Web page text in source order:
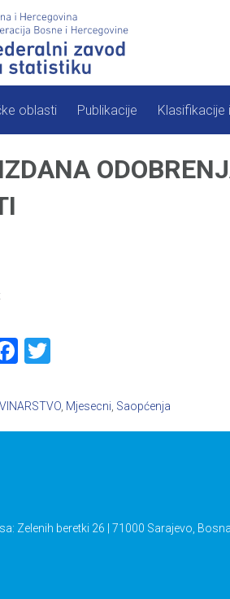
oblasti Publikacije
Facebook
Mjesecni Saopćenja
Zelenih beretki 26 | 71000 Sarajevo,